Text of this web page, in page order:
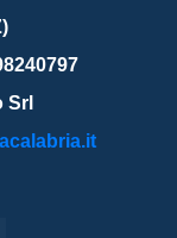
Srl